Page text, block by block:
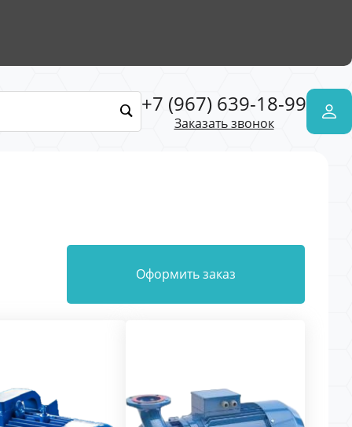
+7 (967) 639-18-99
Заказать звонок
Оформить заказ